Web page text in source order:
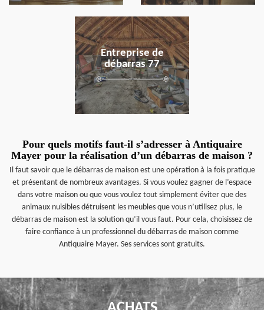
Entreprise de
débarras 77
en savoir plus
Pour quels motifs faut-il s’adresser à Antiquaire
Mayer pour la réalisation d’un débarras de maison ?
Il faut savoir que le débarras de maison est une opération à la fois pratique
et présentant de nombreux avantages. Si vous voulez gagner de l’espace
dans votre maison ou que vous voulez tout simplement éviter que des
animaux nuisibles détruisent les meubles que vous n’utilisez plus, le
débarras de maison est la solution qu’il vous faut. Pour cela, choisissez de
faire confiance à un professionnel du débarras de maison comme
Antiquaire Mayer. Ses services sont gratuits.